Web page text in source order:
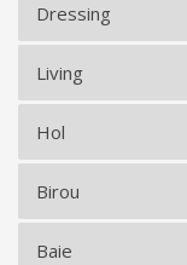
Dressing
Living
Hol
Birou
Baie